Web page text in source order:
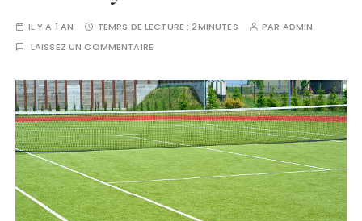
IL Y A 1 AN TEMPS DE LECTURE :2MINUTES PAR ADMIN
LAISSEZ UN COMMENTAIRE